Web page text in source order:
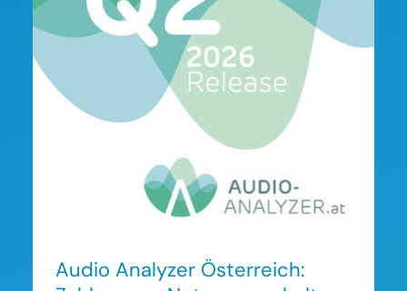
Audio Analyzer Österreich:
Zahlen zum
Nutzungsverhalten im Q2
2026
Audio Analyzer Österreich: